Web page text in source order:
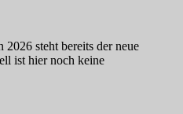
steht bereits der neue
ist hier noch keine